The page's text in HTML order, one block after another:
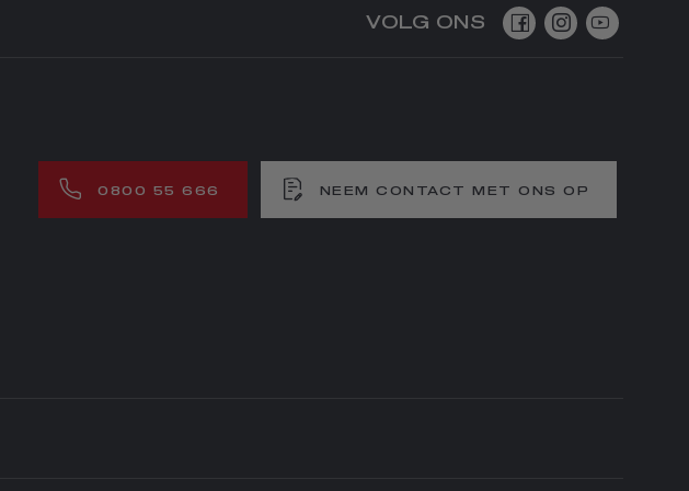
VOLG ONS
0800 55 666 NEEM CONTACT MET ONS OP